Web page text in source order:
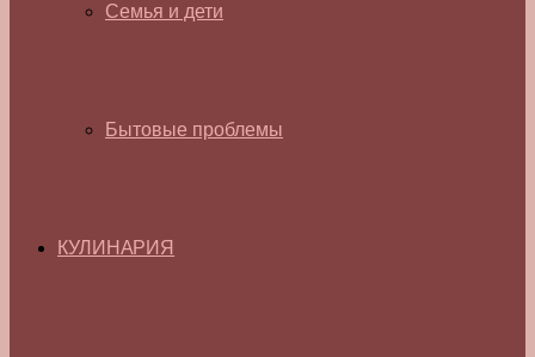
Семья и дети
Бытовые проблемы
КУЛИНАРИЯ